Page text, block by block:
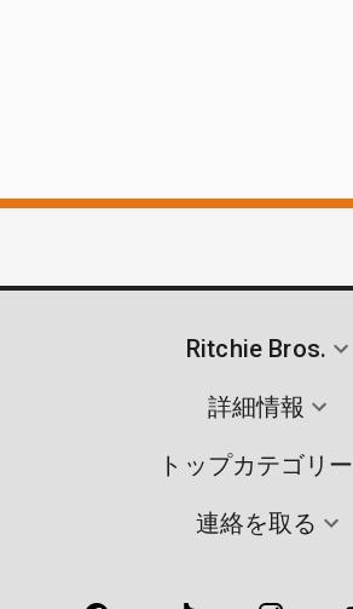
Ritchie Bros.
詳細情報
トップカテゴリー
連絡を取る